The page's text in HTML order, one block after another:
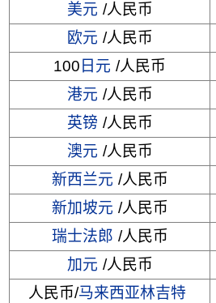
美元 /人民币
欧元 /人民币
100 日元 /人民币
港元 /人民币
英镑 /人民币
澳元 /人民币
新西兰元 /人民币
新加坡元 /人民币
瑞士法郎 /人民币
加元 /人民币
人民币/马来西亚林吉特